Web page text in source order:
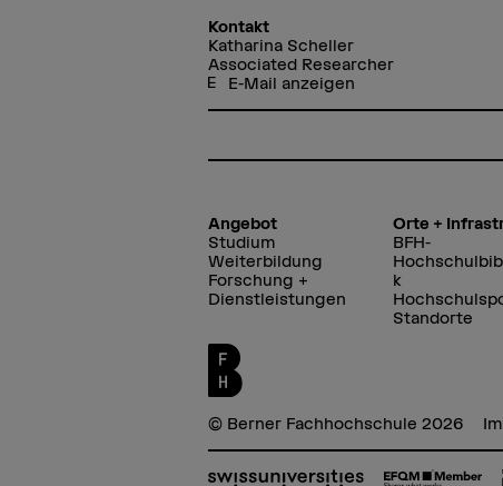
Kontakt
Katharina Scheller
Associated Researcher
E-Mail anzeigen
Angebot
Studium
Weiterbildung
Forschung +
Dienstleistungen
Orte +
BFH-
k
Standorte
© Berner Fachhochschule 2026